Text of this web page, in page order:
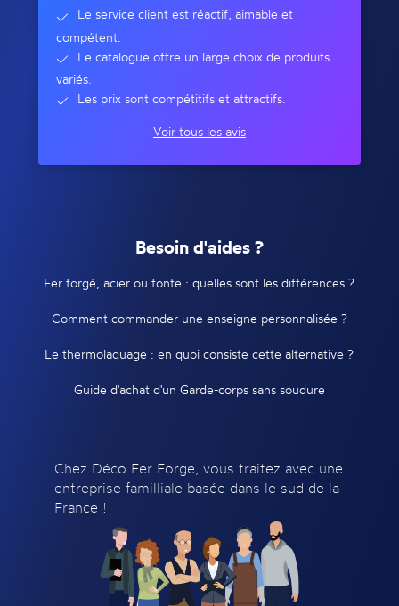
Le service client est réactif, aimable et
compétent.
Le catalogue offre un large choix de produits
variés.
Les prix sont compétitifs et attractifs.
Voir tous les avis
Besoin d'aides ?
Fer forgé, acier ou fonte : quelles sont les différences ?
Comment commander une enseigne personnalisée ?
Le thermolaquage : en quoi consiste cette alternative ?
Guide d'achat d'un Garde-corps sans soudure
Chez Déco Fer Forge, vous traitez avec une
entreprise familliale basée dans le sud de la
France !